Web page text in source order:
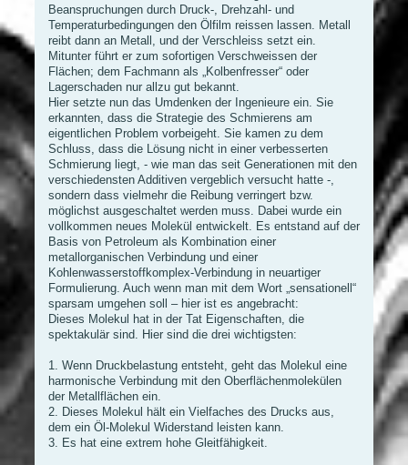
Beanspruchungen durch Druck-, Drehzahl- und
Temperaturbedingungen den Ölfilm reissen lassen. Metall
reibt dann an Metall, und der Verschleiss setzt ein.
Mitunter führt er zum sofortigen Verschweissen der
Flächen; dem Fachmann als „Kolbenfresser“ oder
Lagerschaden nur allzu gut bekannt.
Hier setzte nun das Umdenken der Ingenieure ein. Sie
erkannten, dass die Strategie des Schmierens am
eigentlichen Problem vorbeigeht. Sie kamen zu dem
Schluss, dass die Lösung nicht in einer verbesserten
Schmierung liegt, - wie man das seit Generationen mit den
verschiedensten Additiven vergeblich versucht hatte -,
sondern dass vielmehr die Reibung verringert bzw.
möglichst ausgeschaltet werden muss. Dabei wurde ein
vollkommen neues Molekül entwickelt. Es entstand auf der
Basis von Petroleum als Kombination einer
metallorganischen Verbindung und einer
Kohlenwasserstoffkomplex-Verbindung in neuartiger
Formulierung. Auch wenn man mit dem Wort „sensationell“
sparsam umgehen soll – hier ist es angebracht:
Dieses Molekul hat in der Tat Eigenschaften, die
spektakulär sind. Hier sind die drei wichtigsten:
1. Wenn Druckbelastung entsteht, geht das Molekul eine
harmonische Verbindung mit den Oberflächenmolekülen
der Metallflächen ein.
2. Dieses Molekul hält ein Vielfaches des Drucks aus,
dem ein Öl-Molekul Widerstand leisten kann.
3. Es hat eine extrem hohe Gleitfähigkeit.